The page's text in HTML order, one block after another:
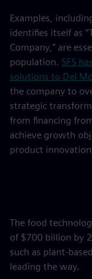
Examples,
identifies itself as
Company,” are
population. SFS
solutions to Del
the company to
strategic
from financing
achieve growth
product
The food
of $700 billion by
such as plant-
leading the way.